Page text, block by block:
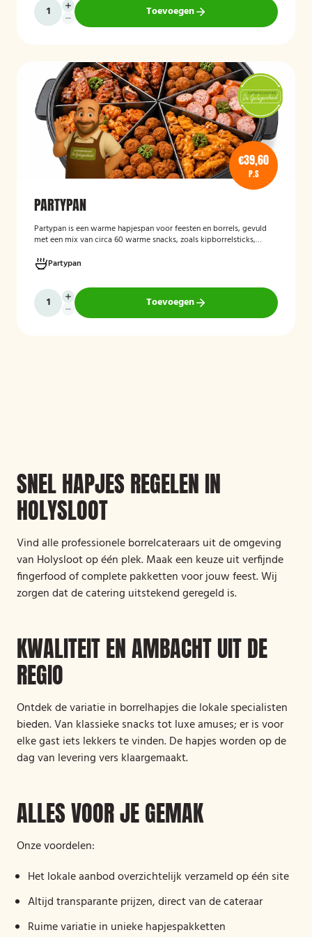
Toevoegen
€39,60
P.S
PARTYPAN
Partypan is een warme hapjespan voor feesten en borrels, gevuld
met een mix van circa 60 warme snacks, zoals kipborrelsticks,
geleverd en hoeft alleen nog verwarmd te worden, waardoor het
een eenvoudige en praktische cateringoplossing is voor
verjaardagen, jubilea, bedrijfsfeesten en andere bijeenkomsten.
Partypan
Toevoegen
SNEL HAPJES REGELEN IN
HOLYSLOOT
Vind alle professionele borrelcateraars uit de omgeving
van Holysloot op één plek. Maak een keuze uit verfijnde
fingerfood of complete pakketten voor jouw feest. Wij
zorgen dat de catering uitstekend geregeld is.
KWALITEIT EN AMBACHT UIT DE
REGIO
Ontdek de variatie in borrelhapjes die lokale specialisten
bieden. Van klassieke snacks tot luxe amuses; er is voor
elke gast iets lekkers te vinden. De hapjes worden op de
dag van levering vers klaargemaakt.
ALLES VOOR JE GEMAK
Onze voordelen:
Het lokale aanbod overzichtelijk verzameld op één site
Altijd transparante prijzen, direct van de cateraar
Ruime variatie in unieke hapjespakketten